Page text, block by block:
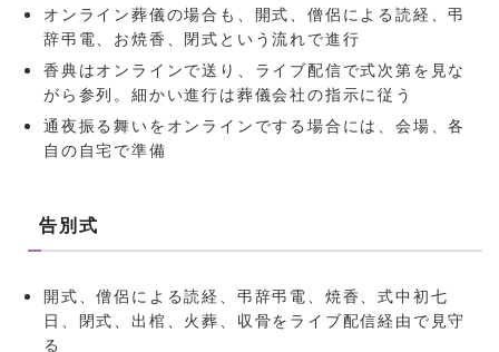
オンライン葬儀の場合も、開式、僧侶による読経、弔
辞弔電、お焼香、閉式という流れで進行
香典はオンラインで送り、ライブ配信で式次第を見な
がら参列。細かい進行は葬儀会社の指示に従う
通夜振る舞いをオンラインでする場合には、会場、各
自の自宅で準備
告別式
開式、僧侶による読経、弔辞弔電、焼香、式中初七
日、閉式、出棺、火葬、収骨をライブ配信経由で見守
る